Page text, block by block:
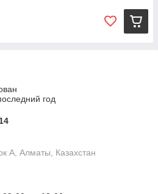
год
A, Алматы, Казахстан